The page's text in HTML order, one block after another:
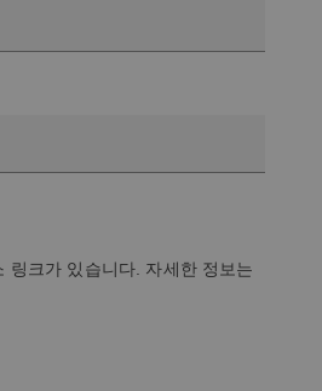
링크가 있습니다. 자세한 정보는